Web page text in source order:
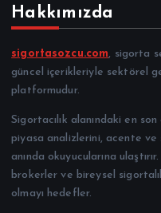
Hakkımızda
sigortasozcu.com, sigorta
güncel içerikleriyle sektörel
platformudur.
Sigortacılık alanındaki en
piyasa analizlerini, acente
anında okuyucularına
brokerler ve bireysel
olmayı hedefler.